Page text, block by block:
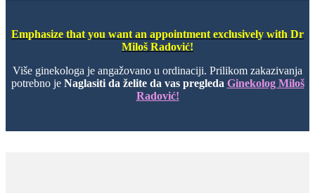
Emphasize that you want an appointment exclusively with Dr
Miloš Radović!
Više ginekologa je angažovano u ordinaciji. Prilikom zakazivanja
potrebno je Naglasiti da želite da vas pregleda Ginekolog Miloš
Radović!